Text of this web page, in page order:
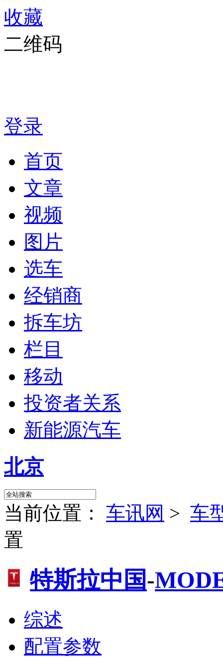
收藏
二维码
登录
首页
文章
视频
图片
选车
经销商
拆车坊
栏目
移动
投资者关系
新能源汽车
北京
当前位置： 车讯网 > 车
置
特斯拉中国-
综述
配置参数